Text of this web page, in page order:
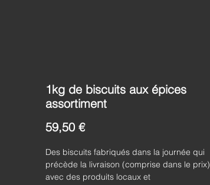
1kg de biscuits aux épices
assortiment
59,50 €Prix
Des biscuits fabriqués dans la journée qui
précède la livraison (comprise dans le prix)
avec des produits locaux et